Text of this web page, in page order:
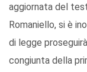
aggiornata del
Romaniello, si è
di legge
congiunta della